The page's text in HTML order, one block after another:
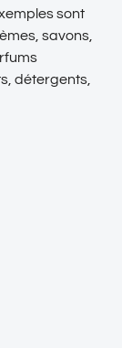
sont
savons,
détergents,